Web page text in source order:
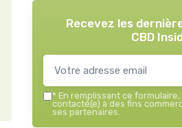
Recevez les
CBD
* En remplissant ce formulaire,
contacté(e) à des fins
ses partenaires.